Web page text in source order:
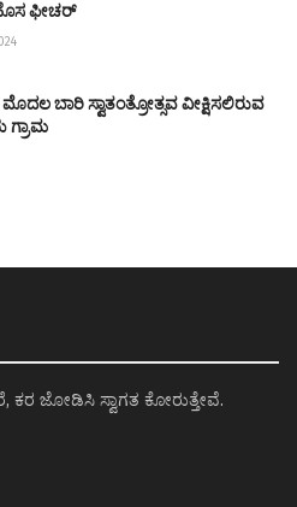
ಫೀಚರ್‌
ಬಾರಿ ಸ್ವಾತಂತ್ರೋತ್ಸವ ವೀಕ್ಷಿಸಲಿರುವ
ಗ್ರಾಮ
ಕರ ಜೋಡಿಸಿ ಸ್ವಾಗತ ಕೋರುತ್ತೇವೆ.